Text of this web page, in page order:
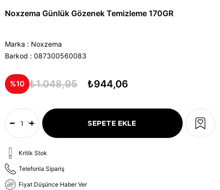
Noxzema Günlük Gözenek Temizleme 170GR
Marka : Noxzema
Barkod : 087300560083
10 ₺1.048,95 ₺944,06
Kritik Stok
Telefonla Sipariş
Fiyat Düşünce Haber Ver